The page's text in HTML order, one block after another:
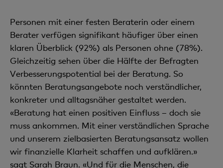
Personen mit einer festen Beraterin oder einem
Berater verfügen signifikant häufiger über einen
klaren Überblick (92%) als Personen ohne (78%).
Gleichzeitig sehen über die Hälfte der Befragten
Verbesserungspotential bei der Beratung. So
könnten Beratungsangebote noch verständlicher,
konkreter und alltagsnäher gestaltet werden.
«Beratung hat einen positiven Einfluss – doch sie
muss ankommen. Mit einer verständlichen Sprache
und unserem zielbasierten Beratungsansatz wollen
wir finanzielle Klarheit schaffen und aufklären.»
sagt Sarah Braun. «Und für die Menschen, die